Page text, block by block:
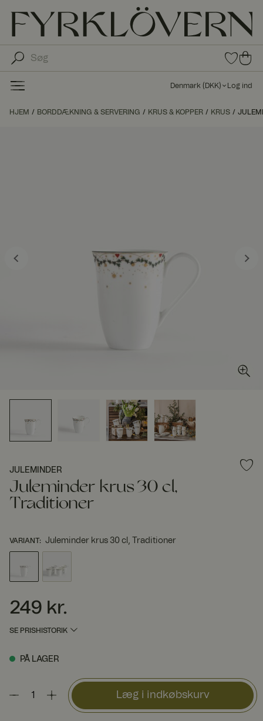
0
var
fav
0
var
er i
kø
Denmark ( DKK) Log ind
HJEM BORDDÆKNING & SERVERING KRUS & KOPPER KRUS
JULEMINDER
Juleminder krus 30 cl,
Traditioner
VARIANT: Juleminder krus 30 cl, Traditioner
Pris: 249 kr.
249 kr.
SE PRISHISTORIK
PÅ LAGER
Læg i indkøbskurv